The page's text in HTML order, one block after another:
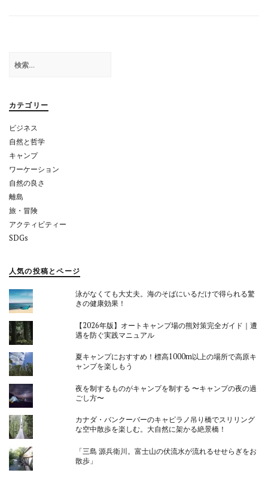
ー
ョ
ン
索:
カテゴリー
ビジネス
自然と哲学
キャンプ
ワーケーション
自然の良さ
離島
旅・冒険
アクティビティー
SDGs
人気の投稿とページ
泳がなくても大丈夫。海のそばにいるだけで得られる驚
きの健康効果！
【2026年版】オートキャンプ場の熊対策完全ガイド｜遭
遇を防ぐ実践マニュアル
夏キャンプにおすすめ！標高1000m以上の場所で高原キ
ャンプを楽しもう
夜を制するものがキャンプを制する 〜キャンプの夜の過
ごし方〜
カナダ・バンクーバーのキャピラノ吊り橋でスリリング
な空中散歩を楽しむ。大自然に架かる絶景橋！
「三島 源兵衛川。富士山の伏流水が流れるせせらぎをお
散歩」